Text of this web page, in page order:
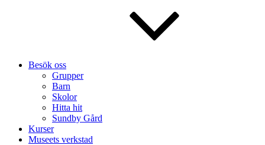
Besök oss
Grupper
Barn
Skolor
Hitta hit
Sundby Gård
Kurser
Museets verkstad